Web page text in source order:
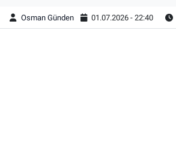
Osman Günden 01.07.2026 - 22:40